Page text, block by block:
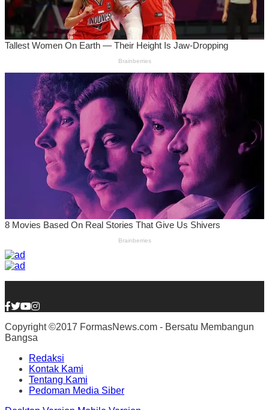
Copyright ©2017 FormasNews.com - Bersatu Membangun
Bangsa
Redaksi
Kontak Kami
Tentang Kami
Pedoman Media Siber